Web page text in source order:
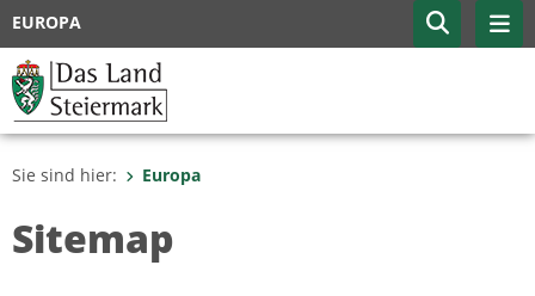
EUROPA
Sie sind hier: Europa
Sitemap